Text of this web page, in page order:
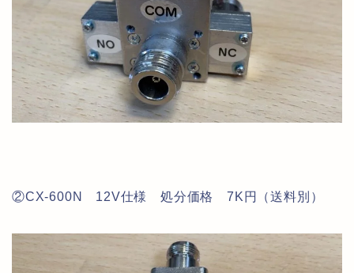
②CX-600N 12V仕様 処分価格 7K円（送料別）